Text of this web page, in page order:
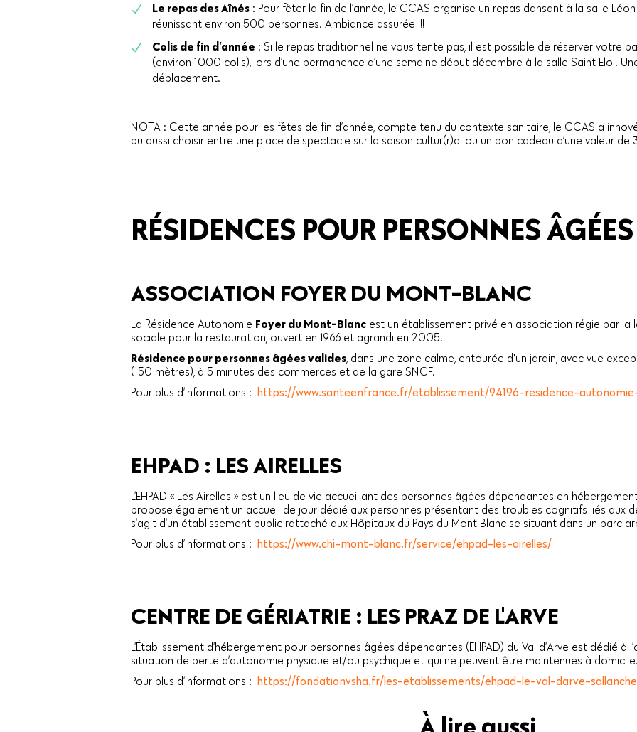
Le repas des Aînés : Pour fêter la fin de l’année, le CCAS organise un repas dansant à la salle
réunissant environ 500 personnes. Ambiance assurée !!!
Colis de fin d’année : Si le repas traditionnel ne vous tente pas, il est possible de réserver votre
(environ 1000 colis), lors d’une permanence d’une semaine début décembre à la salle Saint Eloi.
déplacement.
NOTA : Cette année pour les fêtes de fin d’année, compte tenu du contexte sanitaire, le CCAS a
pu aussi choisir entre une place de spectacle sur la saison cultur(r)al ou un bon cadeau d’une valeur
RÉSIDENCES POUR PERSONNES ÂGÉES
ASSOCIATION FOYER DU MONT-BLANC
La Résidence Autonomie Foyer du Mont-Blanc est un établissement privé en association régie par
sociale pour la restauration, ouvert en 1966 et agrandi en 2005.
Résidence pour personnes âgées valides, dans une zone calme, entourée d'un jardin, avec vue
(150 mètres), à 5 minutes des commerces et de la gare SNCF.
Pour plus d’informations : https://www.santeenfrance.fr/etablissement/94196-residence-
EHPAD : LES AIRELLES
L’EHPAD « Les Airelles » est un lieu de vie accueillant des personnes âgées dépendantes en
propose également un accueil de jour dédié aux personnes présentant des troubles cognitifs liés aux
s’agit d’un établissement public rattaché aux Hôpitaux du Pays du Mont Blanc se situant dans un parc
Pour plus d’informations : https://www.chi-mont-blanc.fr/service/ehpad-les-airelles/
CENTRE DE GÉRIATRIE : LES PRAZ DE L'ARVE
L’Établissement d’hébergement pour personnes âgées dépendantes (EHPAD) du Val d’Arve est dédié à
situation de perte d’autonomie physique et/ou psychique et qui ne peuvent être maintenues à domicile.
Pour plus d’informations : https://fondationvsha.fr/les-etablissements/ehpad-le-val-darve-
À lire aussi